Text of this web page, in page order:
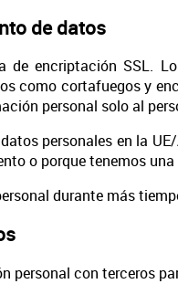
de datos
de encriptación SSL.
como cortafuegos y
personal solo al
personales en la
o porque tenemos
durante más
personal con terceros